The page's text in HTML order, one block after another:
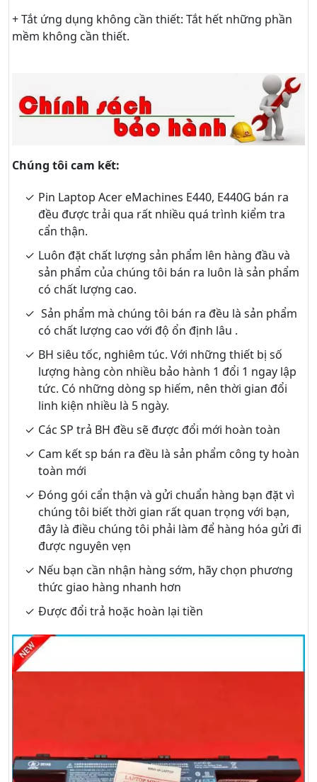
+ Tắt ứng dụng không cần thiết: Tắt hết những phần
mềm không cần thiết.
Chúng tôi cam kết:
Pin Laptop Acer eMachines E440, E440G bán ra
đều được trải qua rất nhiều quá trình kiểm tra
cẩn thận.
Luôn đặt chất lượng sản phẩm lên hàng đầu và
sản phẩm của chúng tôi bán ra luôn là sản phẩm
có chất lượng cao.
Sản phẩm mà chúng tôi bán ra đều là sản phẩm
có chất lượng cao với độ ổn định lâu .
BH siêu tốc, nghiêm túc. Với những thiết bị số
lượng hàng còn nhiều bảo hành 1 đổi 1 ngay lập
tức. Có những dòng sp hiếm, nên thời gian đổi
linh kiện nhiều là 5 ngày.
Các SP trả BH đều sẽ được đổi mới hoàn toàn
Cam kết sp bán ra đều là sản phẩm công ty hoàn
toàn mới
Đóng gói cẩn thận và gửi chuẩn hàng bạn đặt vì
chúng tôi biết thời gian rất quan trọng với bạn,
đây là điều chúng tôi phải làm để hàng hóa gửi đi
được nguyên vẹn
Nếu bạn cần nhận hàng sớm, hãy chọn phương
thức giao hàng nhanh hơn
Được đổi trả hoặc hoàn lại tiền